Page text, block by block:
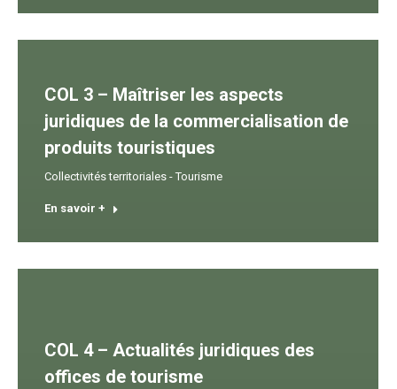
COL 3 – Maîtriser les aspects
juridiques de la commercialisation de
produits touristiques
Collectivités territoriales - Tourisme
En savoir +
COL 4 – Actualités juridiques des
offices de tourisme